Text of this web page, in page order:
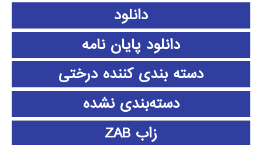
دانلود
دانلود پايان نامه
دسته بندی کننده درختی
دسته‌بندی نشده
زاب ZAB